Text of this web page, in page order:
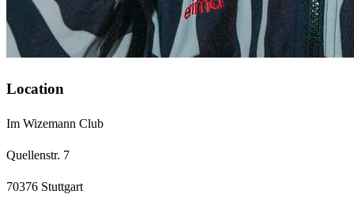
Location
Im Wizemann Club
Quellenstr. 7
70376 Stuttgart